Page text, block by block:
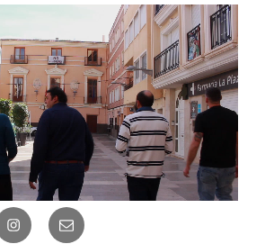
InstagramCorreo